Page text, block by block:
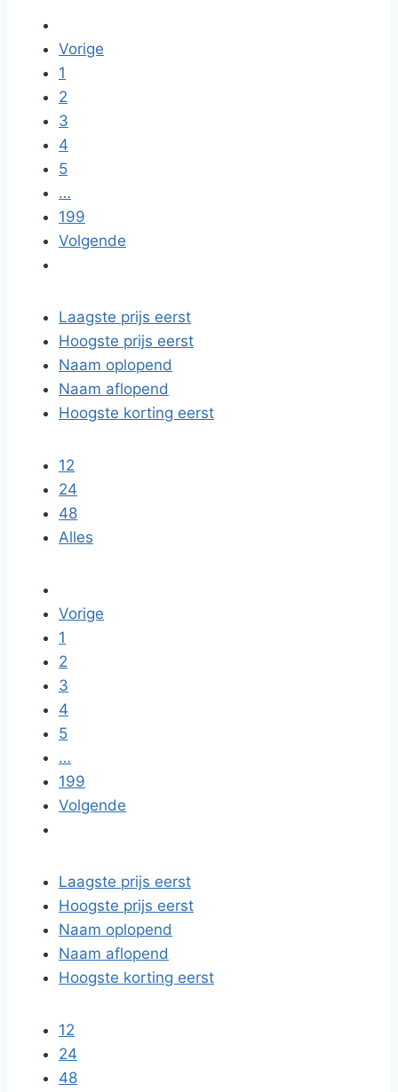
Vorige
1
2
3
4
5
…
199
Volgende
Laagste prijs eerst
Hoogste prijs eerst
Naam oplopend
Naam aflopend
Hoogste korting eerst
12
24
48
Alles
Vorige
1
2
3
4
5
…
199
Volgende
Laagste prijs eerst
Hoogste prijs eerst
Naam oplopend
Naam aflopend
Hoogste korting eerst
12
24
48